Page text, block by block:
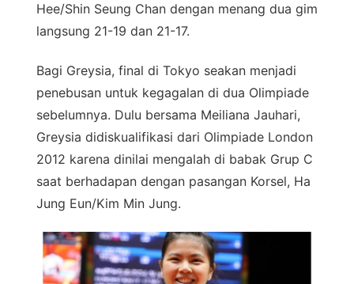
Hee/Shin Seung Chan dengan menang dua gim
langsung 21-19 dan 21-17.
Bagi Greysia, final di Tokyo seakan menjadi
penebusan untuk kegagalan di dua Olimpiade
sebelumnya. Dulu bersama Meiliana Jauhari,
Greysia didiskualifikasi dari Olimpiade London
2012 karena dinilai mengalah di babak Grup C
saat berhadapan dengan pasangan Korsel, Ha
Jung Eun/Kim Min Jung.